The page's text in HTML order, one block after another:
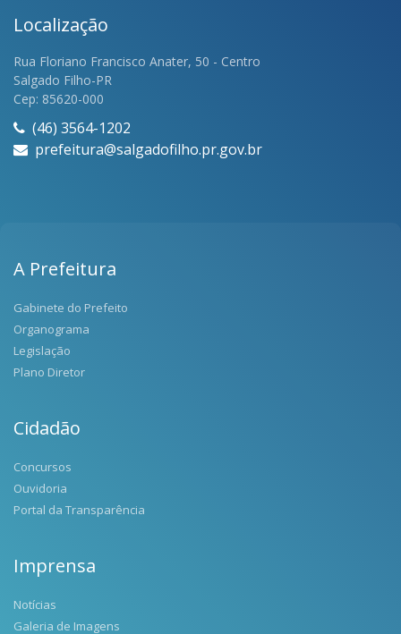
Localização
Rua Floriano Francisco Anater, 50 - Centro
Salgado Filho-PR
Cep: 85620-000
(46) 3564-1202
prefeitura@salgadofilho.pr.gov.br
A Prefeitura
Gabinete do Prefeito
Organograma
Legislação
Plano Diretor
Cidadão
Concursos
Ouvidoria
Portal da Transparência
Imprensa
Notícias
Galeria de Imagens